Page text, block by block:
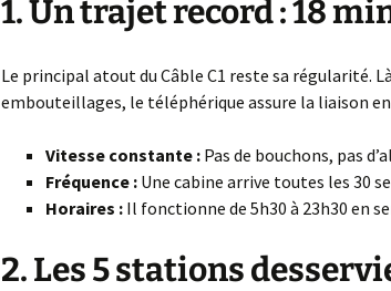
1. Un trajet record : 18
Le principal atout du Câble C1 reste sa régularité.
embouteillages, le téléphérique assure la liaison en
Vitesse constante : Pas de bouchons, pas
Fréquence : Une cabine arrive toutes les 30
Horaires : Il fonctionne de 5h30 à 23h30 en
2. Les 5 stations